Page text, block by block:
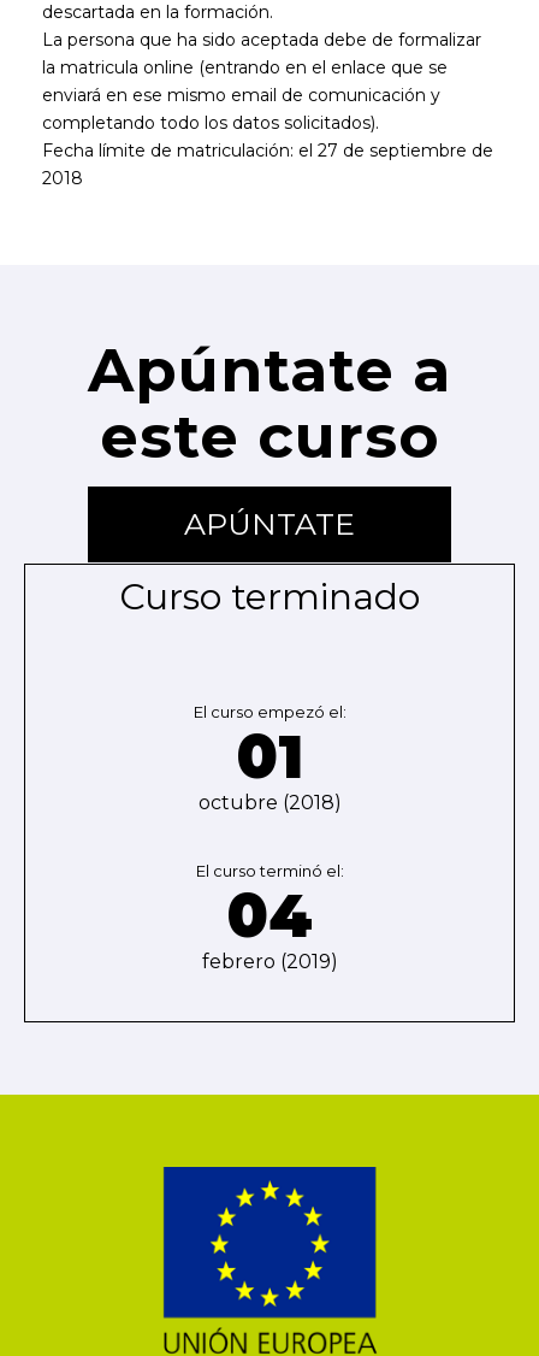
descartada en la formación.
La persona que ha sido aceptada debe de formalizar
la matricula online (entrando en el enlace que se
enviará en ese mismo email de comunicación y
completando todo los datos solicitados).
Fecha límite de matriculación: el 27 de septiembre de
2018
Apúntate a
este curso
APÚNTATE
Curso terminado
El curso empezó el:
01
octubre (2018)
El curso terminó el:
04
febrero (2019)